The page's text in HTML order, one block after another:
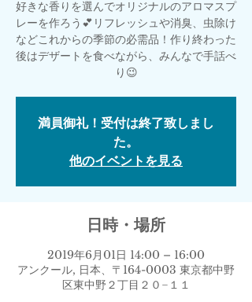
好きな香りを選んでオリジナルのアロマスプ
レーを作ろう💕リフレッシュや消臭、虫除け
などこれからの季節の必需品！作り終わった
後はデザートを食べながら、みんなで手話べ
り😉
満員御礼！受付は終了致しまし
た。
他のイベントを見る
日時・場所
2019年6月01日 14:00 – 16:00
アンクール, 日本、〒164-0003 東京都中野
区東中野２丁目２０−１１